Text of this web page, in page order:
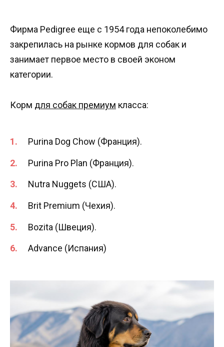
Фирма Pedigree еще с 1954 года непоколебимо
закрепилась на рынке кормов для собак и
занимает первое место в своей эконом
категории.
Корм для собак премиум класса:
Purina Dog Chow (Франция).
Purina Pro Plan (Франция).
Nutra Nuggets (США).
Brit Premium (Чехия).
Bozita (Швеция).
Advance (Испания)